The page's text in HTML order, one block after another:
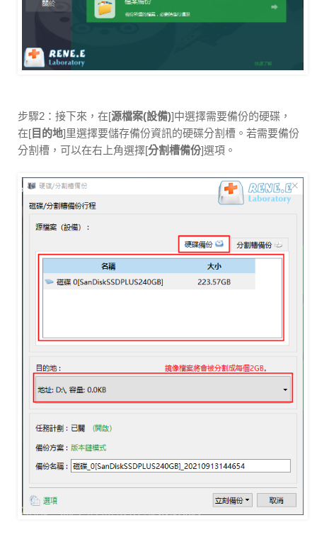
步驟2：接下來，在[源檔案(設備)]中選擇需要備份的硬碟，
在[ 目的地]里選擇要儲存備份資訊的硬碟分割槽。若需要備份
分割槽，可以在右上角選擇[分割槽備份]選項。